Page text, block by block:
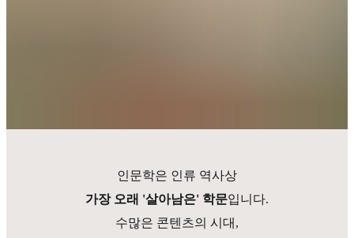
인문학은 인류 역사상
가장 오래 '살아남은' 학문입니다.
수많은 콘텐츠의 시대,